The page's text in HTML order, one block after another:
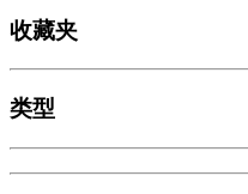
收藏夹
类型